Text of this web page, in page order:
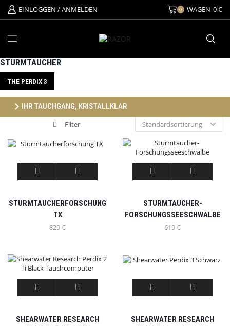
EINLOGGEN / ANMELDEN 0 WAGEN 0€
STURMTAUCHER
THE PERDIX 3
IHR TAUCHGANG, KRISTALLKLAR
Filter
STURMTAUCHERFORSCHUNG
TX
829€
STURMTAUCHER-
FORSCHUNGSSEESCHWALBE
619€
SHEARWATER RESEARCH
SHEARWATER RESEARCH